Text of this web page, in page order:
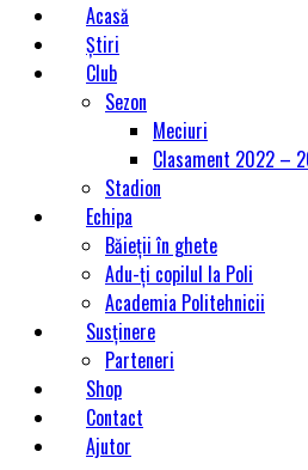
Acasă
Știri
Club
Sezon
Meciuri
Clasament 2022 –
Stadion
Echipa
Băieții în ghete
Adu-ți copilul la Poli
Academia Politehnicii
Susținere
Parteneri
Shop
Contact
Ajutor